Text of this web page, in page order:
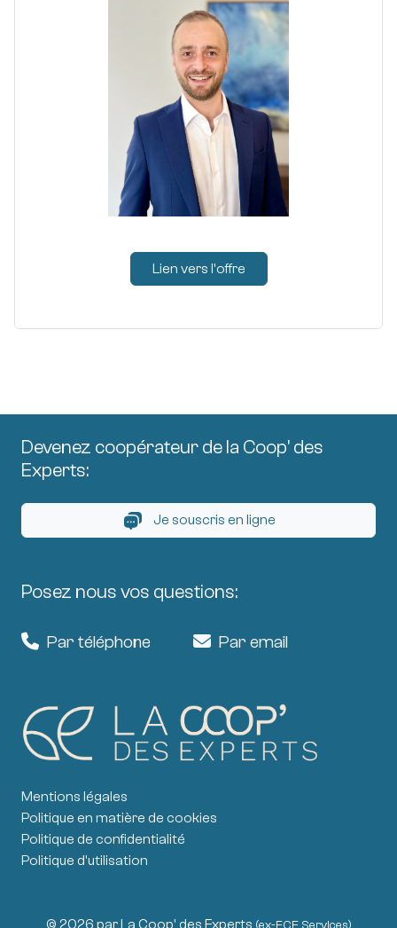
Lien vers l'offre
Devenez coopérateur de la Coop' des
Experts:
Je souscris en ligne
Posez nous vos questions:
Par téléphone Par email
Mentions légales
Politique en matière de cookies
Politique de confidentialité
Politique d'utilisation
© 2026 par La Coop' des Experts